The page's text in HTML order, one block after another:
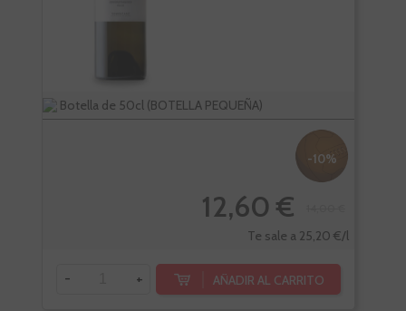
Botella de 50cl (BOTELLA PEQUEÑA)
-10%
12,60 €
Te sale a 25,20 €/l
- + AÑADIR AL CARRITO